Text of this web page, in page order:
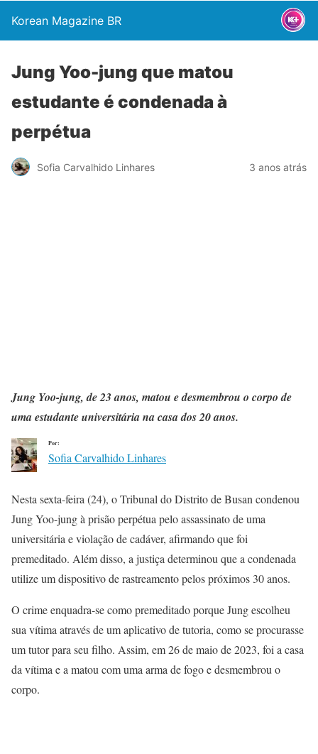
Korean Magazine BR
Jung Yoo-jung que matou
estudante é condenada à
perpétua
Sofia Carvalhido Linhares 3 anos atrás
Jung Yoo-jung, de 23 anos, matou e desmembrou o corpo de
uma estudante universitária na casa dos 20 anos.
Por:
Sofia Carvalhido Linhares
Nesta sexta-feira (24), o Tribunal do Distrito de Busan condenou
Jung Yoo-jung à prisão perpétua pelo assassinato de uma
universitária e violação de cadáver, afirmando que foi
premeditado. Além disso, a justiça determinou que a condenada
utilize um dispositivo de rastreamento pelos próximos 30 anos.
O crime enquadra-se como premeditado porque Jung escolheu
sua vítima através de um aplicativo de tutoria, como se procurasse
um tutor para seu filho. Assim, em 26 de maio de 2023, foi a casa
da vítima e a matou com uma arma de fogo e desmembrou o
corpo.